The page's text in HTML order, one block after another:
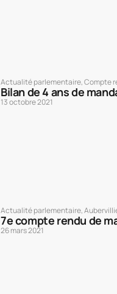
Actualité parlementaire,Compte
Bilan de 4 ans de
13 octobre 2021
Actualité parlementaire,
7e compte rendu de
26 mars 2021